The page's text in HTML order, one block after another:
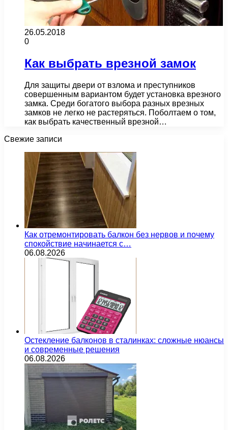
26.05.2018
0
Как выбрать врезной замок
Для защиты двери от взлома и преступников
совершенным вариантом будет установка врезного
замка. Среди богатого выбора разных врезных
замков не легко не растеряться. Поболтаем о том,
как выбрать качественный врезной…
Свежие записи
Как отремонтировать балкон без нервов и почему
спокойствие начинается с…
06.08.2026
Остекление балконов в сталинках: сложные нюансы
и современные решения
06.08.2026